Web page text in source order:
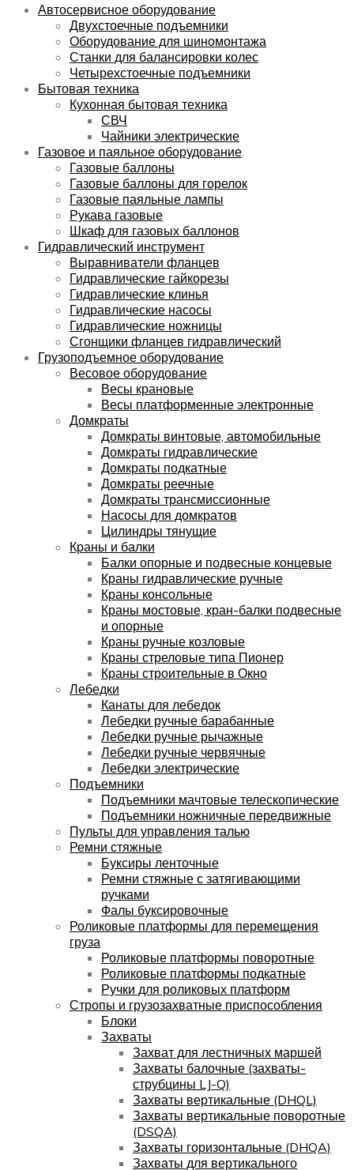
Автосервисное оборудование
Двухстоечные подъемники
Оборудование для шиномонтажа
Станки для балансировки колес
Четырехстоечные подъемники
Бытовая техника
Кухонная бытовая техника
СВЧ
Чайники электрические
Газовое и паяльное оборудование
Газовые баллоны
Газовые баллоны для горелок
Газовые паяльные лампы
Рукава газовые
Шкаф для газовых баллонов
Гидравлический инструмент
Выравниватели фланцев
Гидравлические гайкорезы
Гидравлические клинья
Гидравлические насосы
Гидравлические ножницы
Сгонщики фланцев гидравлический
Грузоподъемное оборудование
Весовое оборудование
Весы крановые
Весы платформенные электронные
Домкраты
Домкраты винтовые, автомобильные
Домкраты гидравлические
Домкраты подкатные
Домкраты реечные
Домкраты трансмиссионные
Насосы для домкратов
Цилиндры тянущие
Краны и балки
Балки опорные и подвесные концевые
Краны гидравлические ручные
Краны консольные
Краны мостовые, кран-балки подвесные
и опорные
Краны ручные козловые
Краны стреловые типа Пионер
Краны строительные в Окно
Лебедки
Канаты для лебедок
Лебедки ручные барабанные
Лебедки ручные рычажные
Лебедки ручные червячные
Лебедки электрические
Подъемники
Подъемники мачтовые телескопические
Подъемники ножничные передвижные
Пульты для управления талью
Ремни стяжные
Буксиры ленточные
Ремни стяжные с затягивающими
ручками
Фалы буксировочные
Роликовые платформы для перемещения
груза
Роликовые платформы поворотные
Роликовые платформы подкатные
Ручки для роликовых платформ
Стропы и грузозахватные приспособления
Блоки
Захваты
Захват для лестничных маршей
Захваты балочные (захваты-
струбцины LJ-Q)
Захваты вертикальные (DHQL)
Захваты вертикальные поворотные
(DSQA)
Захваты горизонтальные (DHQA)
Захваты для вертикального